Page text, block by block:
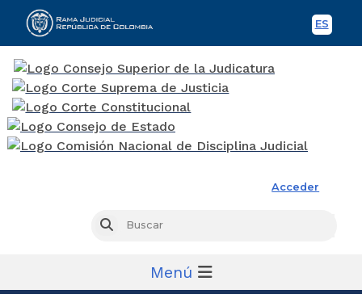
ES
Acceder
Buscar
Menú